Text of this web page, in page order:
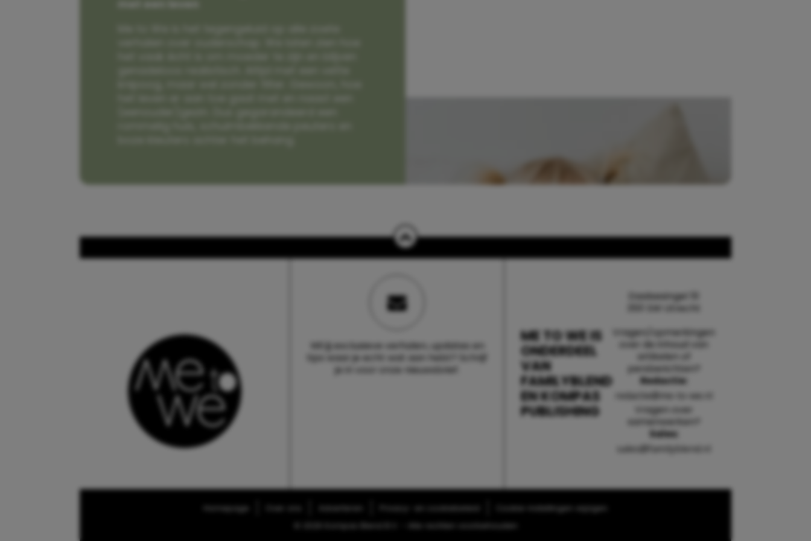
met een leven
Wil jij exclusieve verhalen, updates en
tips waar je echt wat aan hebt? Schrijf
je in voor onze nieuwsbrief.
ME TO WE IS
ONDERDEEL
VAN
FAMILYBLEND
EN KOMPAS
PUBLISHING
Daalsesingel 51
3511 SW Utrecht
Vragen/opmerkingen
over de inhoud van
artikelen of
persberichten?
Redactie:
redactie@me-to-we.nl
Vragen over
samenwerken?
Sales:
sales@familyblend.nl
Homepage
Cookie-instellingen wijzigen